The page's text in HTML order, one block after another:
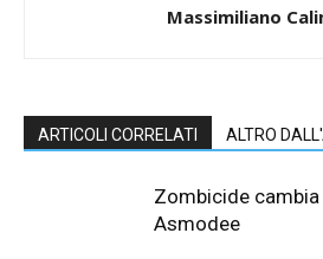
Massimiliano
ARTICOLI CORRELATI ALTRO
Zombicide
Asmodee